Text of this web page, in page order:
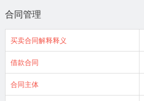
合同管理
买卖合同解释释义
借款合同
合同主体